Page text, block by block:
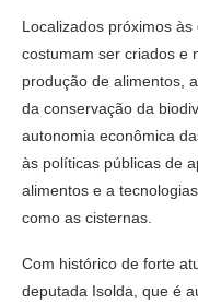
Localizados próximos
costumam ser criados e
produção de alimentos,
da conservação da
autonomia econômica
às políticas públicas de
alimentos e a
como as cisternas.
Com histórico de forte
deputada Isolda, que é